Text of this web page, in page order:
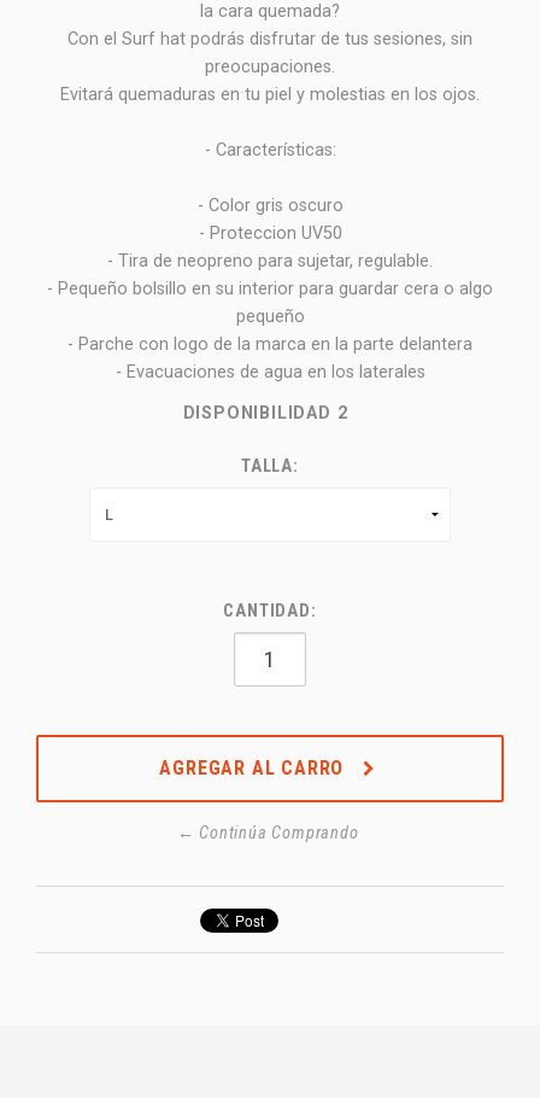
la cara quemada?
Con el Surf hat podrás disfrutar de tus sesiones, sin
preocupaciones.
Evitará quemaduras en tu piel y molestias en los ojos.
- Características:
- Color gris oscuro
- Proteccion UV50
- Tira de neopreno para sujetar, regulable.
- Pequeño bolsillo en su interior para guardar cera o algo
pequeño
- Parche con logo de la marca en la parte delantera
- Evacuaciones de agua en los laterales
DISPONIBILIDAD 2
TALLA:
CANTIDAD:
AGREGAR AL CARRO
← Continúa Comprando